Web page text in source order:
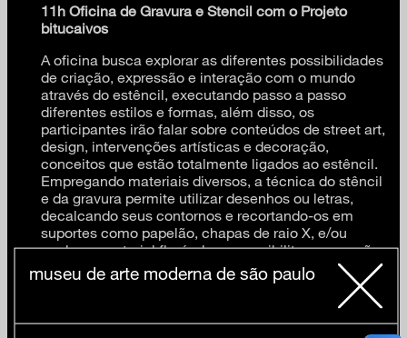
11h Oficina de Gravura e Stencil com o Projeto
bitucaivos
A oficina busca explorar as diferentes possibilidades
de criação, expressão e interação com o mundo
através do estêncil, executando passo a passo
diferentes estilos e formas, além disso, os
participantes irão falar sobre conteúdos de street art,
design, intervenções artísticas e decoração,
conceitos que estão totalmente ligados ao estêncil.
Empregando materiais diversos, a técnica do stêncil
e da gravura permite utilizar desenhos ou letras,
decalcando seus contornos e recortando-os em
suportes como papelão, chapas de raio X, e/ou
qualquer material flexível que possibilite a gravação
de modo rápido. Possibilitando uma variedade de
composições, servindo tanto para pintura de
museu de arte moderna de são paulo